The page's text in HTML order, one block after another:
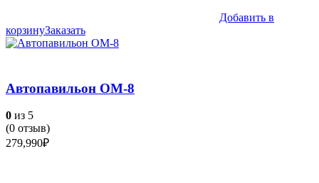
Добавить в
корзинуЗаказать
Автопавильон ОМ-8
0 из 5
(0 отзыв)
279,990₽